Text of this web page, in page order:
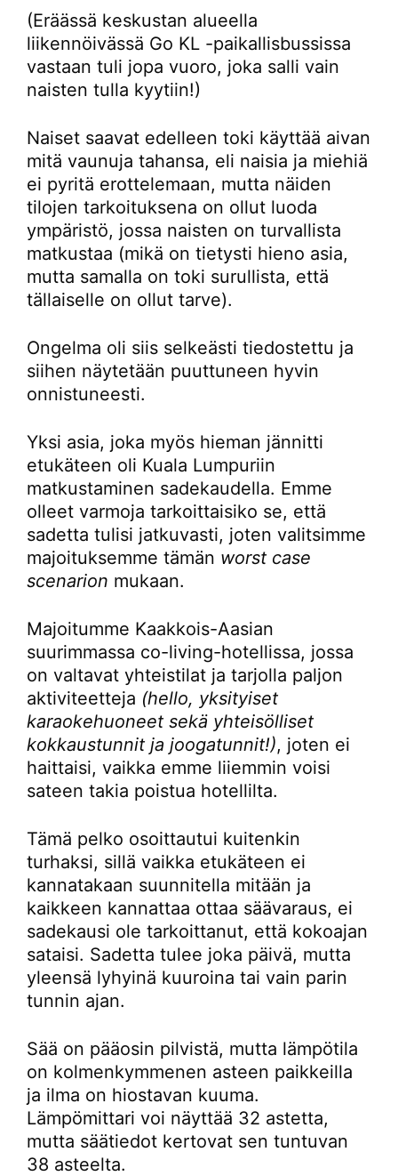
(Eräässä keskustan alueella
liikennöivässä Go KL -paikallisbussissa
vastaan tuli jopa vuoro, joka salli vain
naisten tulla kyytiin!)
Naiset saavat edelleen toki käyttää aivan
mitä vaunuja tahansa, eli naisia ja miehiä
ei pyritä erottelemaan, mutta näiden
tilojen tarkoituksena on ollut luoda
ympäristö, jossa naisten on turvallista
matkustaa (mikä on tietysti hieno asia,
mutta samalla on toki surullista, että
tällaiselle on ollut tarve).
Ongelma oli siis selkeästi tiedostettu ja
siihen näytetään puuttuneen hyvin
onnistuneesti.
Yksi asia, joka myös hieman jännitti
etukäteen oli Kuala Lumpuriin
matkustaminen sadekaudella. Emme
olleet varmoja tarkoittaisiko se, että
sadetta tulisi jatkuvasti, joten valitsimme
majoituksemme tämän worst case
scenarion mukaan.
Majoitumme Kaakkois-Aasian
suurimmassa co-living-hotellissa, jossa
on valtavat yhteistilat ja tarjolla paljon
aktiviteetteja (hello, yksityiset
karaokehuoneet sekä yhteisölliset
kokkaustunnit ja joogatunnit!), joten ei
haittaisi, vaikka emme liiemmin voisi
sateen takia poistua hotellilta.
Tämä pelko osoittautui kuitenkin
turhaksi, sillä vaikka etukäteen ei
kannatakaan suunnitella mitään ja
kaikkeen kannattaa ottaa säävaraus, ei
sadekausi ole tarkoittanut, että kokoajan
sataisi. Sadetta tulee joka päivä, mutta
yleensä lyhyinä kuuroina tai vain parin
tunnin ajan.
Sää on pääosin pilvistä, mutta lämpötila
on kolmenkymmenen asteen paikkeilla
ja ilma on hiostavan kuuma.
Lämpömittari voi näyttää 32 astetta,
mutta säätiedot kertovat sen tuntuvan
38 asteelta.